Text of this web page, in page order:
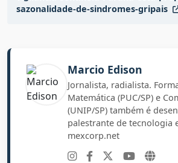
sazonalidade-de-sindromes-gripais
Marcio Edison
Jornalista, radialista.
Matemática (PUC/SP) e
(UNIP/SP) também é
palestrante de tecnologia
mexcorp.net